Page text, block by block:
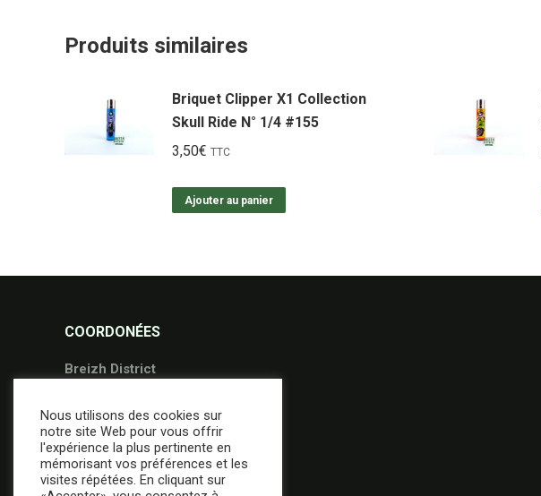
Produits similaires
Briquet Clipper X1 Collection
Skull Ride N° 1/4 #155
3,50€ TTC
Ajouter au panier
COORDONÉES
Breizh District
56000 Vannes
02.97.49.95.09
contact@breizh-district.com
Nous utilisons des cookies sur
notre site Web pour vous offrir
l'expérience la plus pertinente en
mémorisant vos préférences et les
visites répétées. En cliquant sur